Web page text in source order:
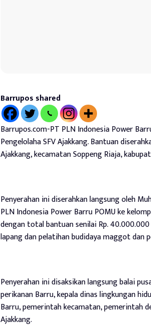
Barrupos shared
Barrupos.com-PT PLN Indonesia Power
Pengelolaha SFV Ajakkang. Bantuan
Ajakkang, kecamatan Soppeng Riaja,
Penyerahan ini diserahkan langsung oleh
PLN Indonesia Power Barru POMU ke
dengan total bantuan senilai Rp.
lapang dan pelatihan budidaya maggot dan
Penyerahan ini disaksikan langsung balai
perikanan Barru, kepala dinas lingkungan
Barru, pemerintah kecamatan, pemerintah
Ajakkang.